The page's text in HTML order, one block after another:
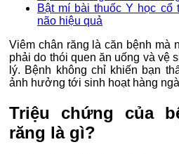
Bật mí bài thuốc Y học cổ
não hiệu quả
Viêm chân răng là căn bệnh mà
phải do thói quen ăn uống và vệ
lý. Bệnh không chỉ khiến bạn
ảnh hưởng tới sinh hoạt hàng
Triệu chứng của
răng là gì?